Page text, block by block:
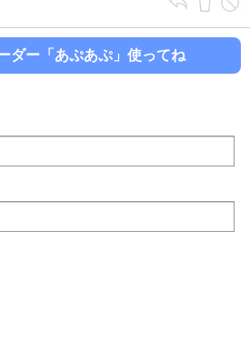
ダー「あぷあぷ」使ってね